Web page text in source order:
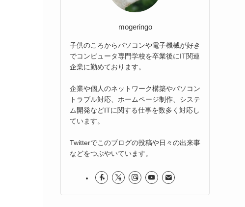
mogeringo
子供のころからパソコンや電子機械が好き
でコンピュータ専門学校を卒業後にIT関連
企業に勤めております。
企業や個人のネットワーク構築やパソコン
トラブル対応、ホームページ制作、システ
ム開発などITに関する仕事を数多く対応し
ています。
Twitterでこのブログの投稿や日々の出来事
などをつぶやいています。